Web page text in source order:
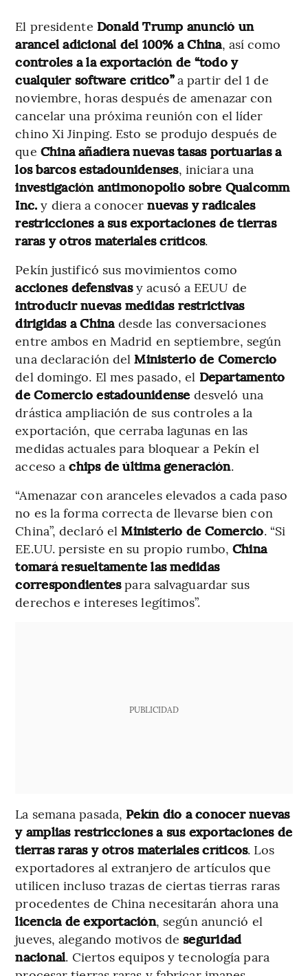
El presidente Donald Trump anunció un
arancel adicional del 100% a China, así como
controles a la exportación de “todo y
cualquier software crítico”a partir del 1 de
noviembre, horas después de amenazar con
cancelar una próxima reunión con el líder
chino Xi Jinping. Esto se produjo después de
que China añadiera nuevas tasas portuarias a
los barcos estadounidenses, iniciara una
investigación antimonopolio sobre Qualcomm
Inc. y diera a conocernuevas y radicales
restricciones a sus exportaciones de tierras
raras y otros materiales críticos.
Pekín justificó sus movimientos como
acciones defensivasy acusó a EEUU de
introducir nuevas medidas restrictivas
dirigidas a Chinadesde las conversaciones
entre ambos en Madrid en septiembre, según
una declaración delMinisterio de Comercio
del domingo. El mes pasado, el Departamento
de Comercio estadounidense desveló una
drástica ampliación de sus controles a la
exportación, que cerraba lagunas en las
medidas actuales para bloquear a Pekín el
acceso achips de última generación.
“Amenazar con aranceles elevados a cada paso
no es la forma correcta de llevarse bien con
China”, declaró elMinisterio de Comercio. “Si
EE.UU. persiste en su propio rumbo, China
tomará resueltamente las medidas
correspondientespara salvaguardar sus
derechos e intereses legítimos”.
PUBLICIDAD
La semana pasada, Pekín dio a conocer nuevas
y amplias restricciones a sus exportaciones de
tierras raras y otros materiales críticos. Los
exportadores al extranjero de artículos que
utilicen incluso trazas de ciertas tierras raras
procedentes de China necesitarán ahora una
licencia de exportación, según anunció el
jueves, alegando motivos deseguridad
nacional. Ciertos equipos y tecnología para